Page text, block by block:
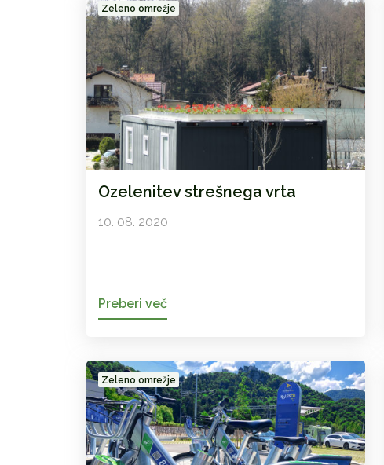
Zeleno omrežje
Ozelenitev strešnega vrta
10. 08. 2020
Preberi več
Zeleno omrežje